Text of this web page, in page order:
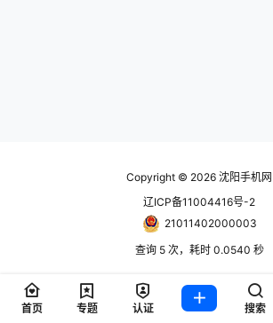
Copyright © 2026 沈阳手机网
辽ICP备11004416号-2
21011402000003
查询 5 次，耗时 0.0540 秒
首页 专题 认证 搜索